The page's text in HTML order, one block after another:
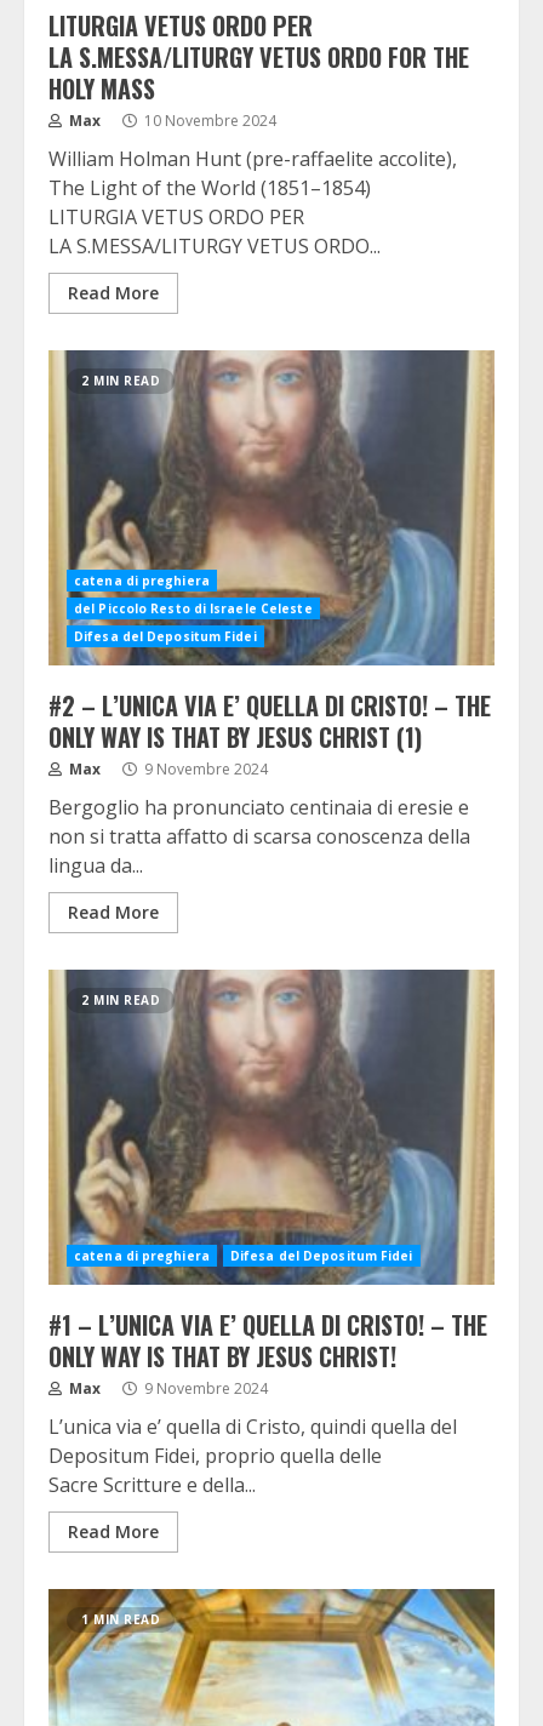
LITURGIA VETUS ORDO PER
LA S.MESSA/LITURGY VETUS ORDO FOR THE
HOLY MASS
Max 10 Novembre 2024
William Holman Hunt (pre-raffaelite accolite),
The Light of the World (1851–1854)
LITURGIA VETUS ORDO PER
LA S.MESSA/LITURGY VETUS ORDO...
Read More
2 MIN READ
catena di preghiera
del Piccolo Resto di Israele Celeste
Difesa del Depositum Fidei
#2 – L’UNICA VIA E’ QUELLA DI CRISTO! – THE
ONLY WAY IS THAT BY JESUS CHRIST (1)
Max 9 Novembre 2024
Bergoglio ha pronunciato centinaia di eresie e
non si tratta affatto di scarsa conoscenza della
lingua da...
Read More
2 MIN READ
catena di preghiera Difesa del Depositum Fidei
#1 – L’UNICA VIA E’ QUELLA DI CRISTO! – THE
ONLY WAY IS THAT BY JESUS CHRIST!
Max 9 Novembre 2024
L’unica via e’ quella di Cristo, quindi quella del
Depositum Fidei, proprio quella delle
Sacre Scritture e della...
Read More
1 MIN READ